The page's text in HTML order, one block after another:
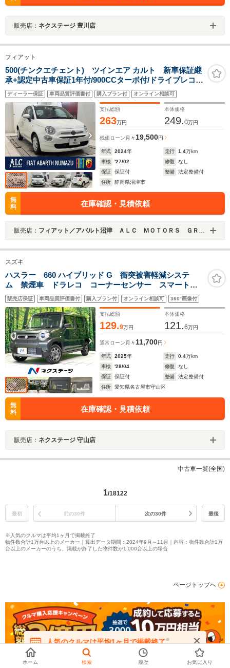
販売店： ネクステージ 豊川店
フィアット
500(チンクエチェント) ツインエア カルト 新車保証継
承+認定中古車保証1年付/900CCターボ付/ドライブレコー
ダー/ETC/禁煙車/1オーナー
ディーラー保証 車両品質評価書付 購入プラン付 オンライン相談可
支払総額
263万円
本体価格
249.0万円
残価ローン 月々 19,500円
年式 2024年 走行 1.4万km
車検
'27/02 修復
なし
保証
保証付 整備
法定整備付
住所
静岡県沼津市
無
料
在庫確認・見積依頼
販売店： フィアット／アバルト沼津 ＡＬＣ ＭＯＴＯＲＳ ＧＲＯＵＰ
スズキ
ハスラー 660 ハイブリッド G 衝突被害軽減システ
ム 禁煙車 ドラレコ コーナーセンサー スマートキ
ー LEDヘッド ETC 車線逸脱警報 オートライト
オートエアコン Bluetooth CD DVD再生 電動格納
ミラー
販売店保証 車両品質評価書付 購入プラン付 オンライン相談可 360°画像付
支払総額
129.9万円
本体価格
121.6万円
通常ローン 月々11,700円
年式 2025年 走行 0.4万km
車検
'28/04 修復
なし
保証
保証付 整備
法定整備付
住所
愛知県名古屋市守山区
無
料
在庫確認・見積依頼
販売店： ネクステージ 守山店
中古車一覧(全国)
1/18122
最初 前の30件 次の30件 最後
※人気のクルマは平均1ヶ月で掲載終了
物件数合計1万台以上のメーカー｜算出データ期間：2024年9月～11月｜内容：物件数合計1万
台以上のメーカーのうち、掲載が終了した物件数が1,000台以上の場合
ページトップへ
人気のクルマは平均1ヶ月で掲載終了※
在庫が無くなる前にお問い合わせください
ホーム 検索 履歴 お気に入り